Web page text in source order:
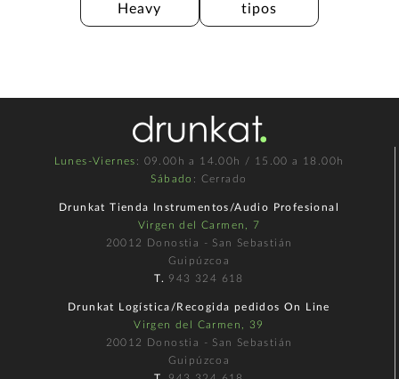
Heavy
tipos
Lunes-Viernes : 09.00h a 14.00h / 15.00 a 18.00h
Sábado : Cerrado
Drunkat Tienda Instrumentos/Audio Profesional
Virgen del Carmen, 7
20012 Donostia - San Sebastián
Guipúzcoa
T. 943 324 618
Drunkat Logística/Recogida pedidos On Line
Virgen del Carmen, 39
20012 Donostia - San Sebastián
Guipúzcoa